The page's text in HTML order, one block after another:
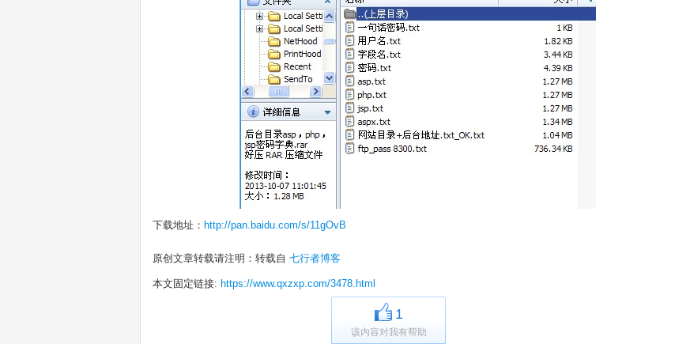
下载地址： http://pan.baidu.com/s/11gOvB
原创文章转载请注明：转载自 七行者博客
本文固定链接: https://www.qxzxp.com/3478.html
1
该内容对我有帮助